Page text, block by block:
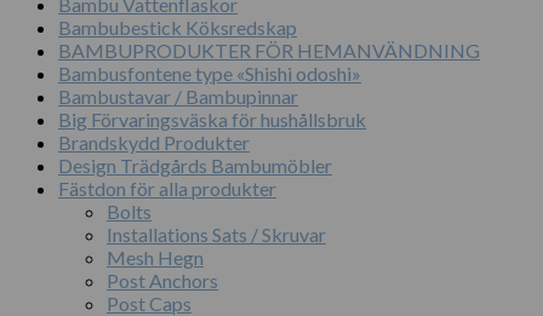
Bambubestick Köksredskap
BAMBUPRODUKTER FÖR HEMANVÄNDNING
Bambusfontene type «Shishi odoshi»
Bambustavar / Bambupinnar
Big Förvaringsväska för hushållsbruk
Brandskydd Produkter
Design Trädgårds Bambumöbler
Fästdon för alla produkter
Bolts
Installations Sats / Skruvar
Mesh Hegn
Post Anchors
Post Caps